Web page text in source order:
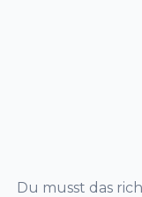
Du musst das